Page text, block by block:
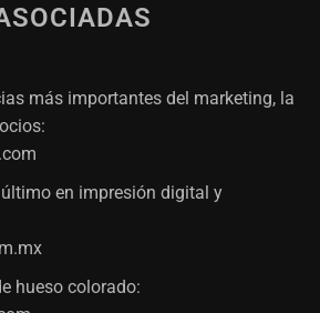
más importantes del marketing, la
en impresión digital y
hueso colorado: